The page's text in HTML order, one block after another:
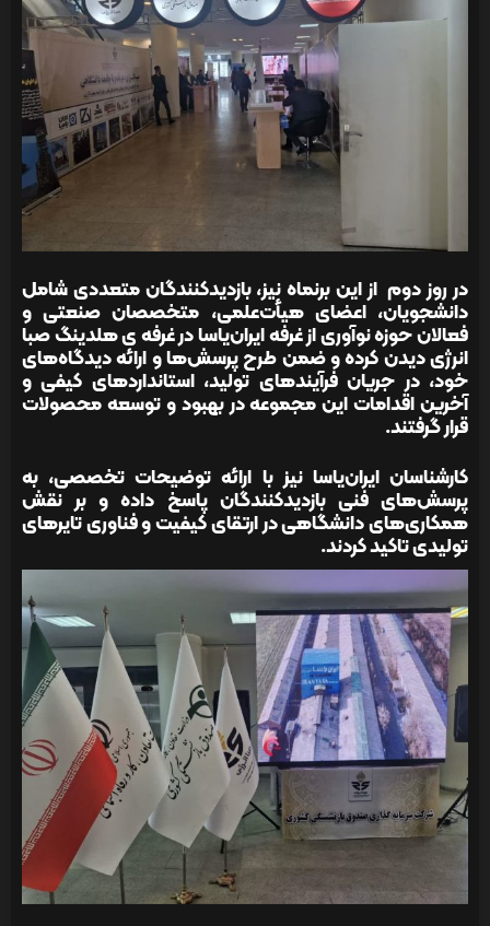
در روز دوم از این برنماه نیز، بازدیدکنندگان متعددی شامل
دانشجویان، اعضای هیأت‌علمی، متخصصان صنعتی و
فعالان حوزه نوآوری از غرفه ایران‌یاسا در غرفه ی هلدینگ صبا
انرژی دیدن کرده و ضمن طرح پرسش‌ها و ارائه دیدگاه‌های
خود، در جریان فرآیندهای تولید، استانداردهای کیفی و
آخرین اقدامات این مجموعه در بهبود و توسعه محصولات
قرار گرفتند.
کارشناسان ایران‌یاسا نیز با ارائه توضیحات تخصصی، به
پرسش‌های فنی بازدیدکنندگان پاسخ داده و بر نقش
همکاری‌های دانشگاهی در ارتقای کیفیت و فناوری تایرهای
تولیدی تاکید کردند.